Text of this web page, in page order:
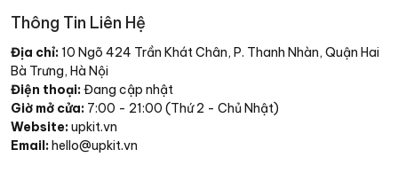
Thông Tin Liên Hệ
Địa chỉ: 10 Ngõ 424 Trần Khát Chân, P. Thanh Nhàn, Quận Hai
Bà Trưng, Hà Nội
Điện thoại:Đang cập nhật
Giờ mở cửa: 7:00 - 21:00 (Thứ 2 - Chủ Nhật)
Website:upkit.vn
Email:hello@upkit.vn